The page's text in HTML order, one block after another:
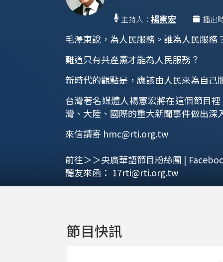
主持人：楊憲宏 播出
毛澤東說，為人民服務。誰為人民服務
難道只有共產黨才能為人民服務？
新時代的觀點是，應該由人民來為自己
台灣著名媒體人楊憲宏將在這個節目
灣、大陸、國際的重大新聞事件做出深
來信請寄 hmc@rti.org.tw
前往＞＞央廣華語節目粉絲團 |
聽友來函： 17rti@rti.org.tw
節目快訊